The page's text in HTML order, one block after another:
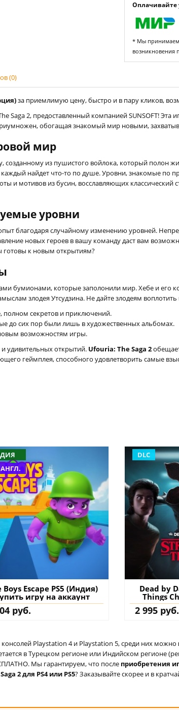
Оплачивайте
* Мы принимаем
возникновения
(0)
за приемлимую цену, быстро и в пару кликов,
Saga 2, предоставленный компанией SUNSOFT!
обогащая знакомый мир новыми,
мир
из пушистого войлока, который полон
найдет что-то по душе. Уровни, знакомые
и мотивов из бусин, восславляющих классический
уровни
благодаря случайному изменению уровней.
новых героев в вашу команду даст вам
готовы к новым открытиям?
бумионами, которые заполонили мир. Хебе и его
злодея Утсудзина. Не дайте злодеям
полном секретов и приключений.
до сих пор были лишь в художественных альбомах.
возможностям игры.
удивительных открытий. Ufouria: The Saga 2
геймплея, способного удовлетворить самые
Boys Escape PS5 (Индия)
игру на аккаунт
руб.
DLC
Dead by
Things
(Турция)
на
2 995 руб.
Playstation 4 и Playstation 5, среди них можно
в Турецком регионе или Индийском регионе
Мы гарантируем, что после приобретения
2 для PS4 или PS5? Заказывайте скорее и в